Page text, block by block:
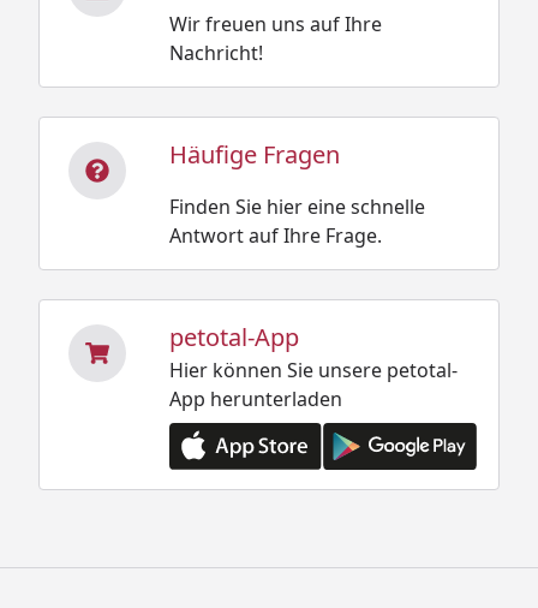
Wir freuen uns auf Ihre
Nachricht!
Häufige Fragen
Finden Sie hier eine schnelle
Antwort auf Ihre Frage.
petotal-App
Hier können Sie unsere petotal-
App herunterladen